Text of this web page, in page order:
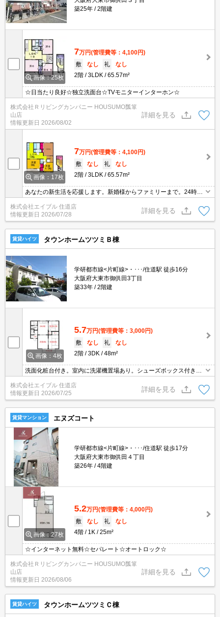
築25年
2階建
画像：25枚
7万円(管理費等：4,100円)
敷
なし 礼
なし
2階
3LDK 65.57m²
☆日当たり良好☆独立洗面台☆TVモニターインターホン☆
株式会社Ｒリビングカンパニー HOUSUMO瓢箪
山店
情報更新日 2026/08/02
詳細を見る
画像：17枚
7万円(管理費等：4,100円)
敷
なし 礼
なし
2階
3LDK 65.57m²
あなたの新生活を応援します。新婚様からファミリーまで。24時間
受付コールセンター有。TVモニターホンで安心生活を!。収納たっぷ
りでお部屋が広く使えますよ。
株式会社エイブル 住道店
情報更新日 2026/07/28
詳細を見る
賃貸ハイツ タウンホームツツミＢ棟
学研都市線<片町線>・･･･/住道駅 徒歩16分
大阪府大東市御供田3丁目
築33年
2階建
画像：4枚
5.7万円(管理費等：3,000円)
敷
なし 礼
なし
2階
3DK 48m²
洗面化粧台付き。室内に洗濯機置場あり。シューズボックス付き。
クローゼット付。フローリング。ガスコンロ設置可。
株式会社エイブル 住道店
情報更新日 2026/07/25
詳細を見る
賃貸マンション エヌズコート
学研都市線<片町線>・･･･/住道駅 徒歩17分
大阪府大東市御供田４丁目
築26年
4階建
画像：27枚
5.2万円(管理費等：4,000円)
敷
なし 礼
なし
4階
1K 25m²
☆インターネット無料☆セパレート☆オートロック☆
株式会社Ｒリビングカンパニー HOUSUMO瓢箪
山店
情報更新日 2026/08/06
詳細を見る
賃貸ハイツ タウンホームツツミＣ棟